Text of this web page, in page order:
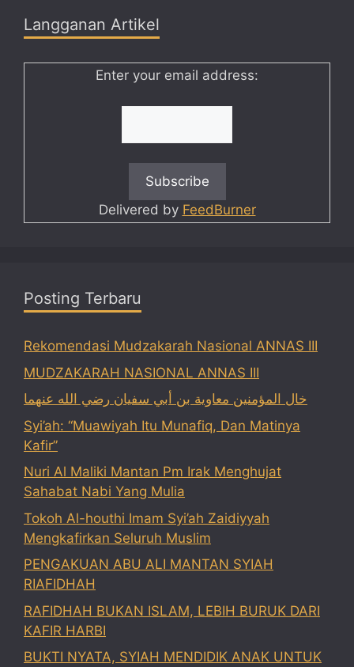
Langganan Artikel
Enter your email address:
Delivered by FeedBurner
Posting Terbaru
Rekomendasi Mudzakarah Nasional ANNAS III
MUDZAKARAH NASIONAL ANNAS III
خال المؤمنين معاوية بن أبي سفيان رضي الله عنهما
Syi’ah: “Muawiyah Itu Munafiq, Dan Matinya
Kafir”
Nuri Al Maliki Mantan Pm Irak Menghujat
Sahabat Nabi Yang Mulia
Tokoh Al-houthi Imam Syi’ah Zaidiyyah
Mengkafirkan Seluruh Muslim
PENGAKUAN ABU ALI MANTAN SYIAH
RIAFIDHAH
RAFIDHAH BUKAN ISLAM, LEBIH BURUK DARI
KAFIR HARBI
BUKTI NYATA, SYIAH MENDIDIK ANAK UNTUK